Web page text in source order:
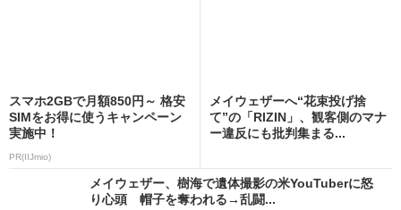
スマホ2GBで月額850円～ 格安
SIMをお得に使うキャンペーン
実施中！
PR(IIJmio)
メイウェザーへ“花束投げ捨
て”の「RIZIN」、観客側のマナ
ー違反にも批判集まる...
メイウェザー、樹海で遺体撮影の米YouTuberに怒
り心頭 帽子を奪われる→乱闘...